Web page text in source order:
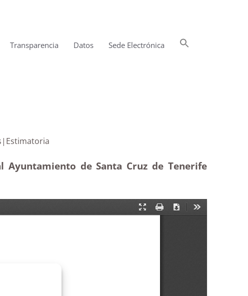
Transparencia Datos Sede Electrónica
Inglés|Estimatoria
de Santa Cruz de Tenerife